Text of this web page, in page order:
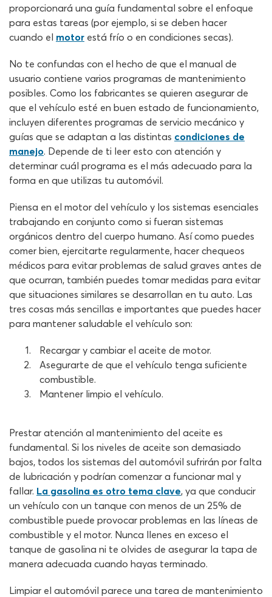
proporcionará una guía fundamental sobre el enfoque
para estas tareas (por ejemplo, si se deben hacer
cuando el motor está frío o en condiciones secas).
No te confundas con el hecho de que el manual de
usuario contiene varios programas de mantenimiento
posibles. Como los fabricantes se quieren asegurar de
que el vehículo esté en buen estado de funcionamiento,
incluyen diferentes programas de servicio mecánico y
guías que se adaptan a las distintas condiciones de
manejo. Depende de ti leer esto con atención y
determinar cuál programa es el más adecuado para la
forma en que utilizas tu automóvil.
Piensa en el motor del vehículo y los sistemas esenciales
trabajando en conjunto como si fueran sistemas
orgánicos dentro del cuerpo humano. Así como puedes
comer bien, ejercitarte regularmente, hacer chequeos
médicos para evitar problemas de salud graves antes de
que ocurran, también puedes tomar medidas para evitar
que situaciones similares se desarrollan en tu auto. Las
tres cosas más sencillas e importantes que puedes hacer
para mantener saludable el vehículo son:
Recargar y cambiar el aceite de motor.
Asegurarte de que el vehículo tenga suficiente
combustible.
Mantener limpio el vehículo.
Prestar atención al mantenimiento del aceite es
fundamental. Si los niveles de aceite son demasiado
bajos, todos los sistemas del automóvil sufrirán por falta
de lubricación y podrían comenzar a funcionar mal y
fallar. La gasolina es otro tema clave, ya que conducir
un vehículo con un tanque con menos de un 25% de
combustible puede provocar problemas en las líneas de
combustible y el motor. Nunca llenes en exceso el
tanque de gasolina ni te olvides de asegurar la tapa de
manera adecuada cuando hayas terminado.
Limpiar el automóvil parece una tarea de mantenimiento